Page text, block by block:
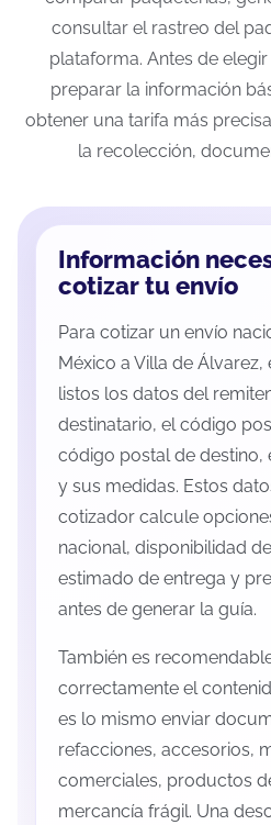
consultar el rastreo del
plataforma. Antes de
preparar la información
obtener una tarifa más
la recolección,
Información
cotizar tu envío
Para cotizar un envío
México a Villa de
listos los datos del
destinatario, el código
código postal de destino,
y sus medidas. Estos
cotizador calcule
nacional, disponibilidad
estimado de entrega y
antes de generar la guía.
También es
correctamente el
es lo mismo enviar
refacciones, accesorios,
comerciales, productos
mercancía frágil. Una